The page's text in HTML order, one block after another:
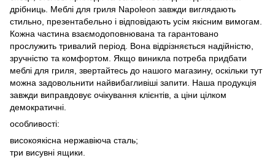
дрібниць. Меблі для гриля Napoleon завжди виглядають
стильно, презентабельно і відповідають усім якісним вимогам.
Кожна частина взаємодоповнювана та гарантовано
прослужить тривалий період. Вона відрізняється надійністю,
зручністю та комфортом. Якщо виникла потреба придбати
меблі для гриля, звертайтесь до нашого магазину, оскільки тут
можна задовольнити найвибагливіші запити. Наша продукція
завжди виправдовує очікування клієнтів, а ціни цілком
демократичні.
особливості:
високоякісна нержавіюча сталь;
три висувні ящики.